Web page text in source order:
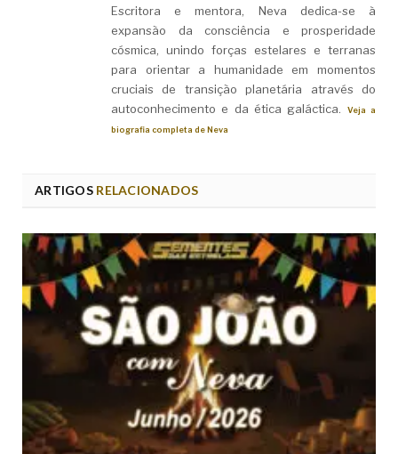
Escritora e mentora, Neva dedica-se à
expansão da consciência e prosperidade
cósmica, unindo forças estelares e terranas
para orientar a humanidade em momentos
cruciais de transição planetária através do
autoconhecimento e da ética galáctica.
Veja a
biografia completa de Neva
ARTIGOSRELACIONADOS